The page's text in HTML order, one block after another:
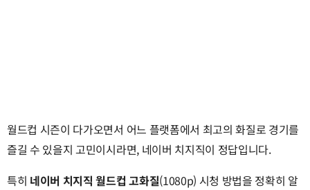
월드컵 시즌이 다가오면서 어느 플랫폼에서 최고의 화질로 경기를
즐길 수 있을지 고민이시라면, 네이버 치지직이 정답입니다.
특히 네이버 치지직 월드컵 고화질(1080p) 시청 방법을 정확히 알